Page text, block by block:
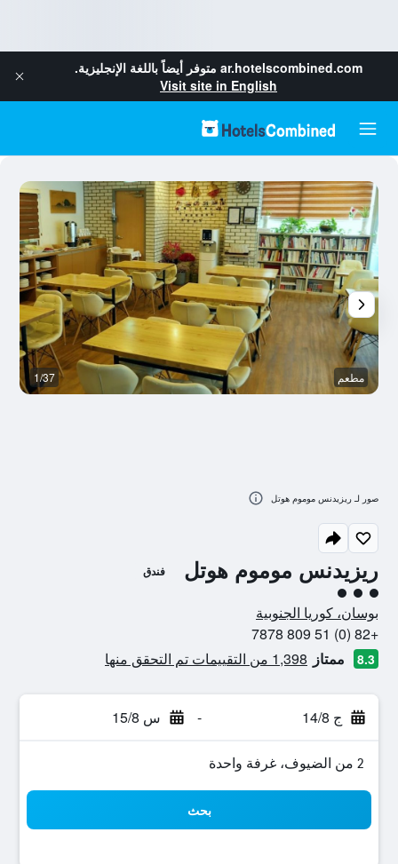
ar.hotelscombined.com متوفر أيضاً باللغة الإنجليزية.
Visit site in English
ريزيدنس موموم هوتل فندق
تقييم فئة 3
بوسان، كوريا الجنوبية
+82 (0) 51 809 7878
8.3 ممتاز 1,398 من التقييمات تم التحقق منها
ج 14/8 - س 15/8
2 من الضيوف، غرفة واحدة
بحث
مطعم 1/37
صور لـ ريزيدنس موموم هوتل